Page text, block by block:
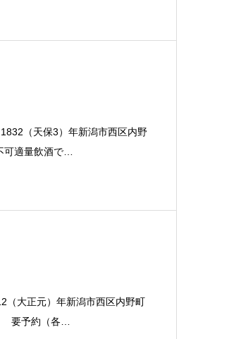
（天保3）年新潟市西区内野
適量飲酒で…
大正元）年新潟市西区内野町
要予約（各…